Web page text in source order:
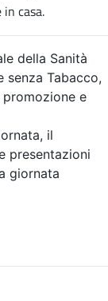
casa.
della Sanità
senza Tabacco,
e
il
presentazioni
giornata